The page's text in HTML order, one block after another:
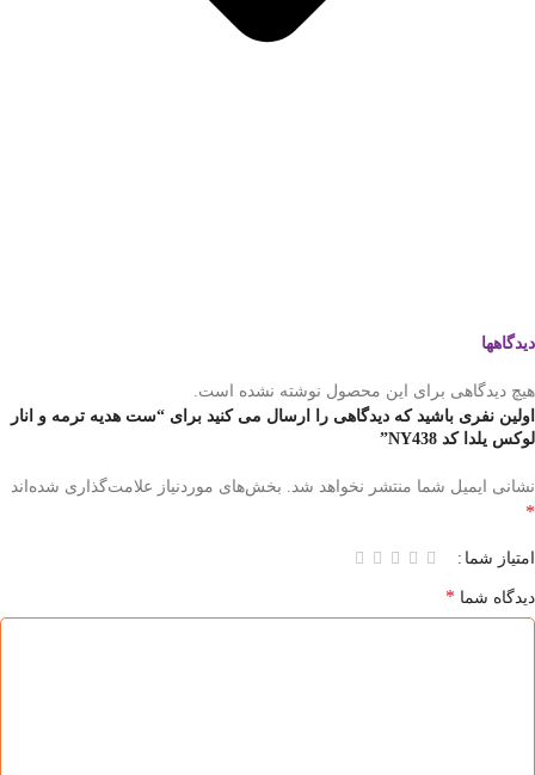
دیدگاهها
هیچ دیدگاهی برای این محصول نوشته نشده است.
اولین نفری باشید که دیدگاهی را ارسال می کنید برای “ست هدیه ترمه و انار
لوکس یلدا کد NY438”
نشانی ایمیل شما منتشر نخواهد شد. بخش‌های موردنیاز علامت‌گذاری شده‌اند
*
امتیاز شما
دیدگاه شما *